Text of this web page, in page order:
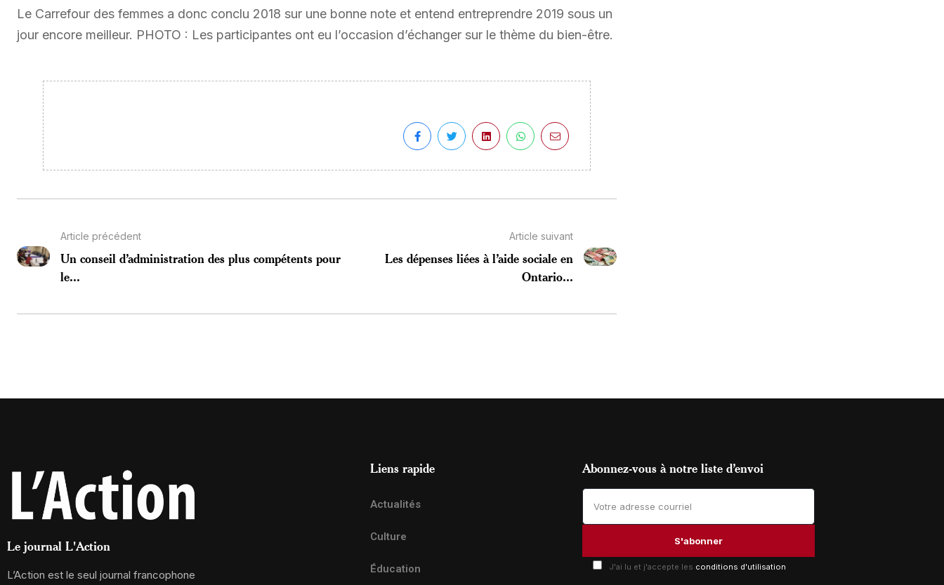
Le Carrefour des femmes a donc conclu 2018 sur une bonne note et entend entreprendre 2019 sous un
jour encore meilleur. PHOTO : Les participantes ont eu l’occasion d’échanger sur le thème du bien-être.
Article précédent
Un conseil d’administration des plus compétents pour
le...
Article suivant
Les dépenses liées à l’aide sociale en
Ontario...
Le journal L'Action
L’Action est le seul journal francophone
Liens rapide
Actualités
Culture
Éducation
Abonnez-vous à notre liste d’envoi
J'ai lu et j'accepte les conditions d'utilisation